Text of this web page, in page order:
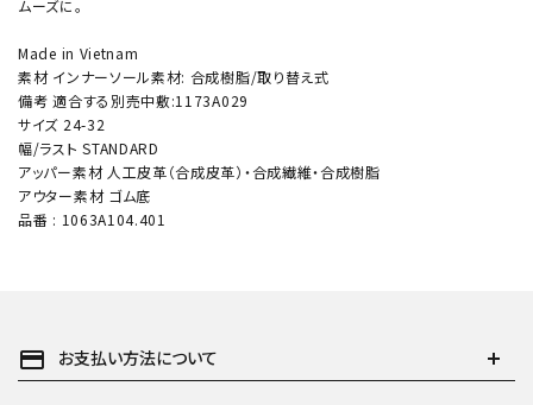
ムーズに。
Made in Vietnam
素材 インナーソール素材: 合成樹脂/取り替え式
備考 適合する別売中敷:1173A029
サイズ 24-32
幅/ラスト STANDARD
アッパー素材 人工皮革（合成皮革）・合成繊維・合成樹脂
アウター素材 ゴム底
品番 : 1063A104.401
payment お支払い方法について